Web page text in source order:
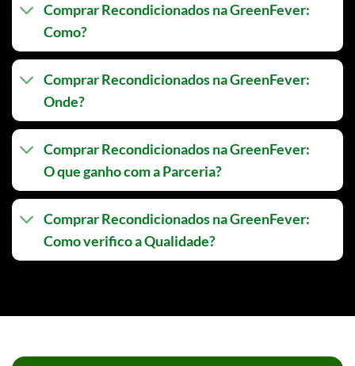
Comprar Recondicionados na GreenFever:
Como?
Comprar Recondicionados na GreenFever:
Onde?
Comprar Recondicionados na GreenFever:
O que ganho com a Parceria?
Comprar Recondicionados na GreenFever:
Como verifico a Qualidade?